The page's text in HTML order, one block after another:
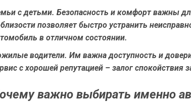
с детьми. Безопасность и комфорт важны
позволяет быстро устранить
в отличном состоянии.
водители. Им важна доступность и
с хорошей репутацией – залог спокойствия
важно выбирать именно